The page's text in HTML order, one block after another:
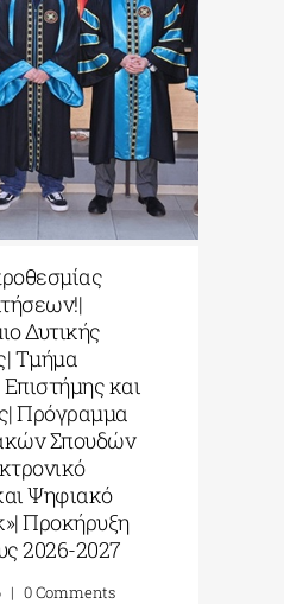
Δυτικής
Τμήμα
και
Πρόγραμμα
Σπουδών
Ψηφιακό
Προκήρυξη
2026-2027
| 0 Comments